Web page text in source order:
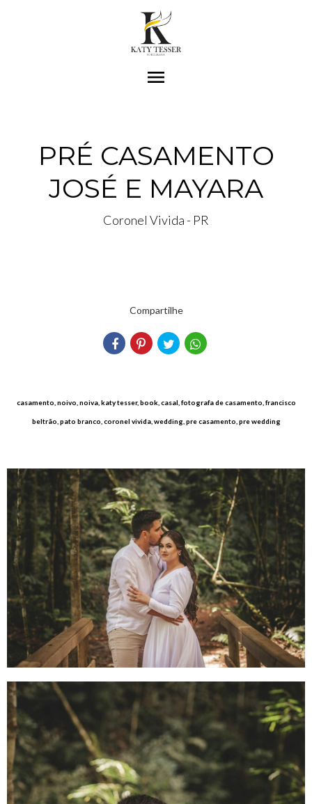
menu
PRÉ CASAMENTO
JOSÉ E MAYARA
Coronel Vivida - PR
Compartilhe
casamento, noivo, noiva, katy tesser, book, casal, fotografa de casamento, francisco
beltrão, pato branco, coronel vivida, wedding, pre casamento, pre wedding